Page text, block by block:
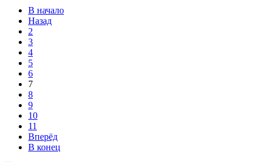
В начало
Назад
2
3
4
5
6
7
8
9
10
11
Вперёд
В конец